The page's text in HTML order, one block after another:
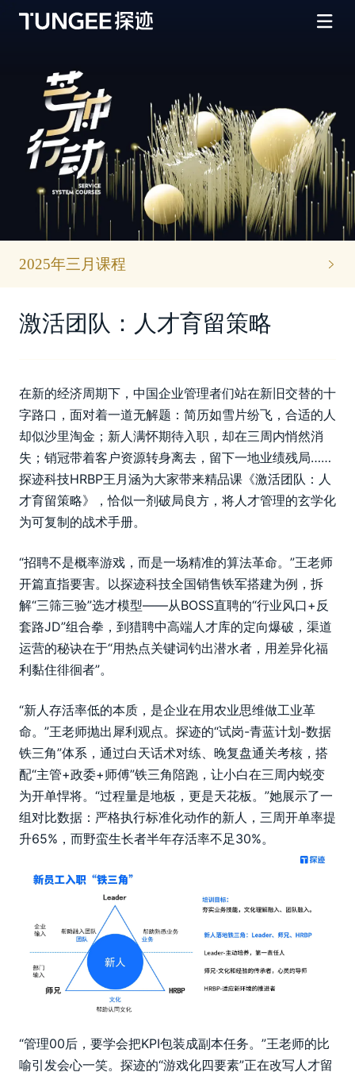
2025年三月课程
激活团队：人才育留策略
在新的经济周期下，中国企业管理者们站在新旧交替的十
字路口，面对着一道无解题：简历如雪片纷飞，合适的人
却似沙里淘金；新人满怀期待入职，却在三周内悄然消
失；销冠带着客户资源转身离去，留下一地业绩残局……
探迹科技HRBP王月涵为大家带来精品课《激活团队：人
才育留策略》，恰似一剂破局良方，将人才管理的玄学化
为可复制的战术手册。
“招聘不是概率游戏，而是一场精准的算法革命。”王老师
开篇直指要害。以探迹科技全国销售铁军搭建为例，拆
解“三筛三验”选才模型——从BOSS直聘的“行业风口+反
套路JD”组合拳，到猎聘中高端人才库的定向爆破，渠道
运营的秘诀在于“用热点关键词钓出潜水者，用差异化福
利黏住徘徊者”。
“新人存活率低的本质，是企业在用农业思维做工业革
命。”王老师抛出犀利观点。探迹的“试岗-青蓝计划-数据
铁三角”体系，通过白天话术对练、晚复盘通关考核，搭
配“主管+政委+师傅”铁三角陪跑，让小白在三周内蜕变
为开单悍将。“过程量是地板，更是天花板。”她展示了一
组对比数据：严格执行标准化动作的新人，三周开单率提
升65%，而野蛮生长者半年存活率不足30%。
“管理00后，要学会把KPI包装成副本任务。”王老师的比
喻引发会心一笑。探迹的“游戏化四要素”正在改写人才留